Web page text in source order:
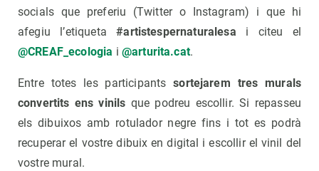
socials que preferiu (Twitter o Instagram) i que hi
afegiu l’etiqueta#artistespernaturalesa i citeu el
@CREAF_ecologia i @arturita.cat.
Entre totes les participantssortejarem tres murals
convertits ens vinils que podreu escollir. Si repasseu
els dibuixos amb rotulador negre fins i tot es podrà
recuperar el vostre dibuix en digital i escollir el vinil del
vostre mural.